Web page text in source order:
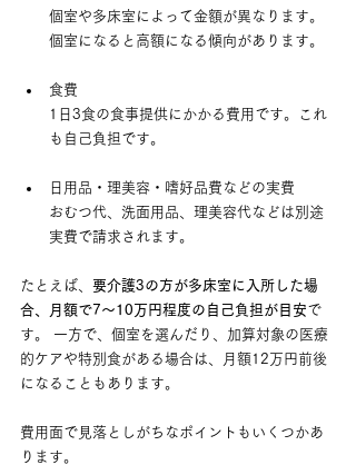
個室や多床室によって金額が異なります。
個室になると高額になる傾向があります。
食費
1日3食の食事提供にかかる費用です。これ
も自己負担です。
日用品・理美容・嗜好品費などの実費
おむつ代、洗面用品、理美容代などは別途
実費で請求されます。
たとえば、 要介護3の方が多床室に入所した場
合、月額で7〜10万円程度の自己負担が目安で
す。 一方で、個室を選んだり、加算対象の医療
的ケアや特別食がある場合は、月額12万円前後
になることもあります。
費用面で見落としがちなポイントもいくつかあ
ります。